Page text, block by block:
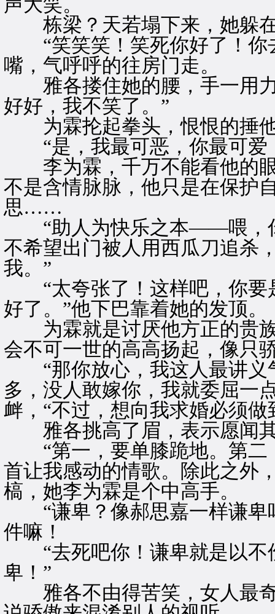
声大笑。
栋梁？天若塌下来，她躲在
“笑笑笑！笑死你好了！你
嘴，气呼呼的往房门走。
雅各搂住她的腰，手一用力
好好，我不笑了。”
为霖抡起拳头，恨恨的捶他
“是，我最可恶，你最可爱
李为霖，千万不能看他的眼
不是含情脉脉，他只是在保护
思……
“助人为快乐之本——喂，你
不希望出门被人用西瓜刀追杀
我。”
“太夸张了！这样吧，你要
好了。”他下巴靠着她的发顶。
为霖就是讨厌他方正的贵族
会不可一世的高高扬起，像只
“那你放心，我这人最讲义
多，没人敢嫁你，我就委屈一
衅，“不过，想向我求婚必须做
雅各挑高了眉，表示愿闻
“第一，要单膝跪地。第二
首让我感动的情歌。除此之外
槁，她李为霖是个中高手。
“谦卑？像郝思嘉一样谦卑
件嘛！
“去死吧你！谦卑就是以不
卑！”
雅各不由得苦笑，女人最奇